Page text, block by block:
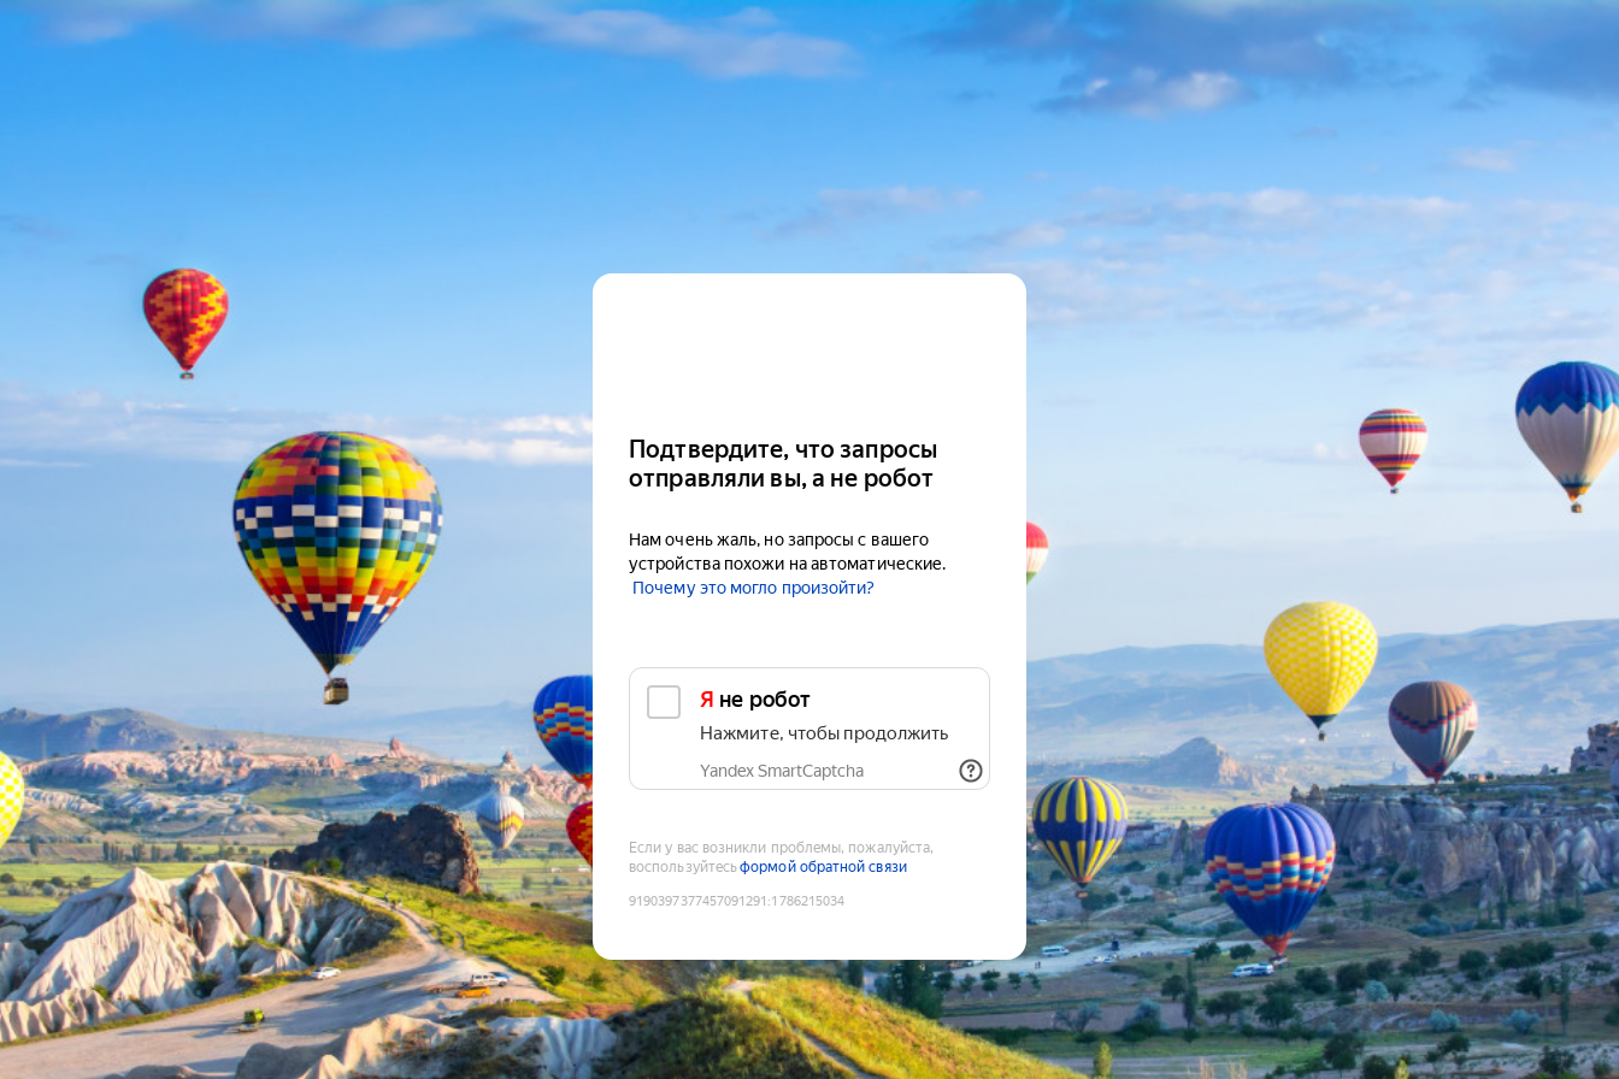
Подтвердите, что запросы
отправляли вы, а не робот
Нам очень жаль, но запросы с вашего
устройства похожи на автоматические.
Почему это могло произойти?
Я не робот
Нажмите, чтобы продолжить
Yandex SmartCaptcha
Если у вас возникли проблемы, пожалуйста,
воспользуйтесьформой обратной связи
9190397377457091291 :1786215034